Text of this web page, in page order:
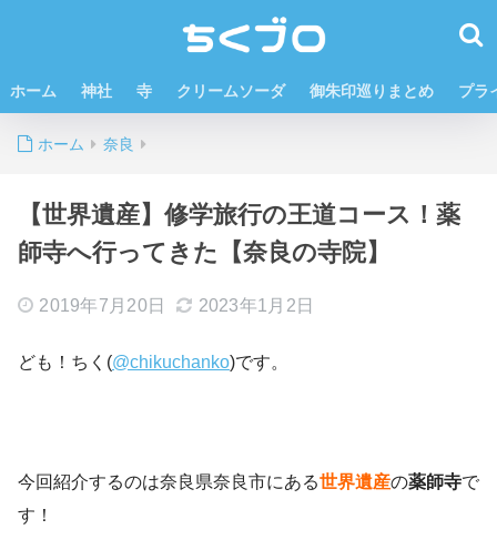
ホーム 神社 寺 クリームソーダ 御朱印巡りまとめ プラ
ホーム 奈良
【世界遺産】修学旅行の王道コース！薬
師寺へ行ってきた【奈良の寺院】
2019年7月20日 2023年1月2日
ども！ちく(@chikuchanko)です。
今回紹介するのは奈良県奈良市にある世界遺産の薬師寺で
す！